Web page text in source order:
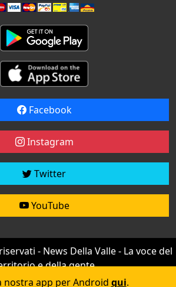
Facebook
Instagram
Twitter
YouTube
- News Della Valle - La voce del
e della gente
Credit by efree
nostra app per Android qui.